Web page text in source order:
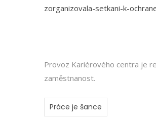
zorganizovala-setkani-k-
Provoz Kariérového centra je
zaměstnanost.
Práce je šance